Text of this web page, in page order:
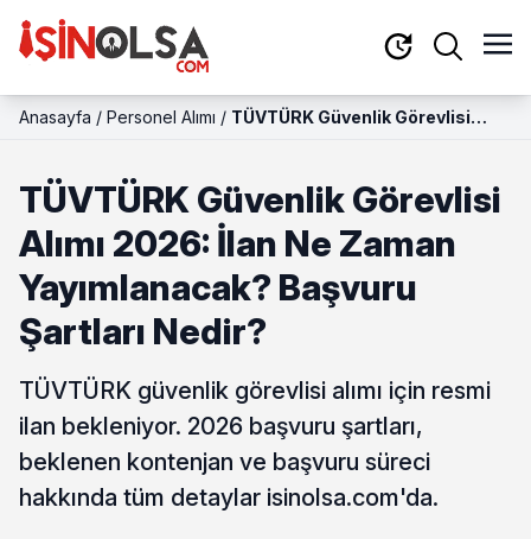
Anasayfa / Personel Alımı / TÜVTÜRK Güvenlik Görevlisi
Nedir?
TÜVTÜRK Güvenlik Görevlisi
Alımı 2026: İlan Ne Zaman
Yayımlanacak? Başvuru
Şartları Nedir?
TÜVTÜRK güvenlik görevlisi alımı için resmi
ilan bekleniyor. 2026 başvuru şartları,
beklenen kontenjan ve başvuru süreci
hakkında tüm detaylar isinolsa.com'da.